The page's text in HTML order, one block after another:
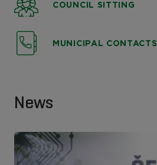
COUNCIL SITTING
MUNICIPAL CONTACTS
News